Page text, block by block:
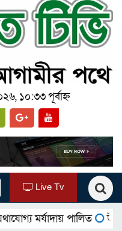
১০:৩৩ পূর্বাহ্ন
Live Tv
পালিত উখিয়ায়